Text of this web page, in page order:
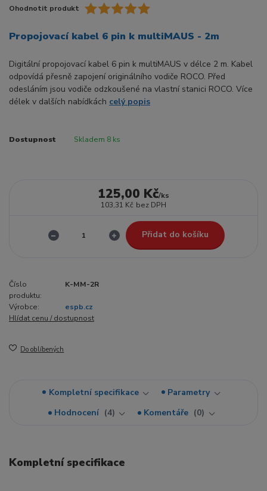
Ohodnotit produkt
Propojovací kabel 6 pin k multiMAUS - 2m
Digitální propojovací kabel 6 pin k multiMAUS v délce 2 m. Kabel
odpovídá přesně zapojení originálního vodiče ROCO. Před
odesláním jsou vodiče odzkoušené na vlastní stanici ROCO. Více
délek v dalších nabídkách celý popis
Dostupnost Skladem 8 ks
125,00 Kč/ks
103,31 Kč bez DPH
Přidat do košíku
Číslo
produktu:
K-MM-2R
Výrobce:
espb.cz
Hlídat cenu / dostupnost
Do oblíbených
Kompletní specifikace
Parametry
Hodnocení
4 Komentáře 0
Kompletní specifikace